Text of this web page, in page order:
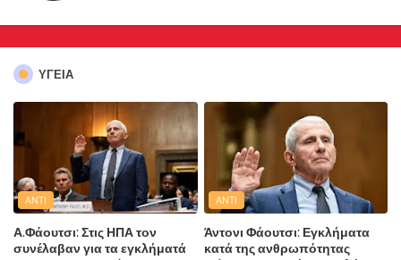
ΥΓΕΙΑ
ANTI
Α.Φάουτσι: Στις ΗΠΑ τον
συνέλαβαν για τα εγκλήματά
ANTI
Άντονι Φάουτσι: Εγκλήματα
κατά της ανθρωπότητας